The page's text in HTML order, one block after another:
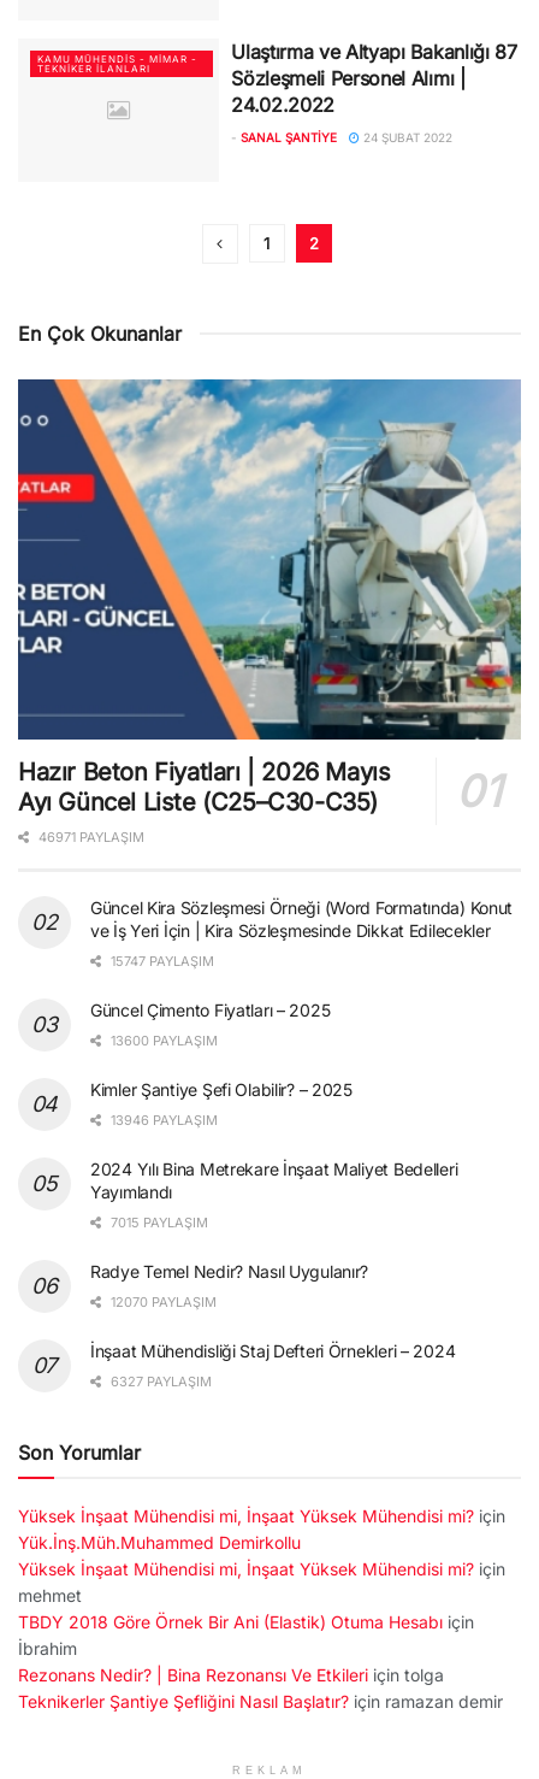
KAMU MÜHENDIS - MIMAR -
TEKNIKER İLANLARI
Ulaştırma ve Altyapı Bakanlığı 87
Sözleşmeli Personel Alımı |
24.02.2022
- SANAL ŞANTIYE 24 ŞUBAT 2022
1 2
En Çok Okunanlar
Hazır Beton Fiyatları | 2026 Mayıs
Ayı Güncel Liste (C25–C30-C35)
46971 PAYLAŞIM
Güncel Kira Sözleşmesi Örneği (Word Formatında) Konut
ve İş Yeri İçin | Kira Sözleşmesinde Dikkat Edilecekler
15747 PAYLAŞIM
Güncel Çimento Fiyatları – 2025
13600 PAYLAŞIM
Kimler Şantiye Şefi Olabilir? – 2025
13946 PAYLAŞIM
2024 Yılı Bina Metrekare İnşaat Maliyet Bedelleri
Yayımlandı
7015 PAYLAŞIM
Radye Temel Nedir? Nasıl Uygulanır?
12070 PAYLAŞIM
İnşaat Mühendisliği Staj Defteri Örnekleri – 2024
6327 PAYLAŞIM
Son Yorumlar
Yüksek İnşaat Mühendisi mi, İnşaat Yüksek Mühendisi mi? için
Yük.İnş.Müh.Muhammed Demirkollu
Yüksek İnşaat Mühendisi mi, İnşaat Yüksek Mühendisi mi? için
mehmet
TBDY 2018 Göre Örnek Bir Ani (Elastik) Otuma Hesabı için
İbrahim
Rezonans Nedir? | Bina Rezonansı Ve Etkileri için tolga
Teknikerler Şantiye Şefliğini Nasıl Başlatır? için ramazan demir
REKLAM